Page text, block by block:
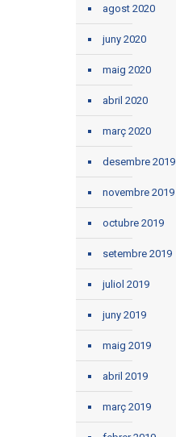
agost 2020
juny 2020
maig 2020
abril 2020
març 2020
desembre 2019
novembre 2019
octubre 2019
setembre 2019
juliol 2019
juny 2019
maig 2019
abril 2019
març 2019